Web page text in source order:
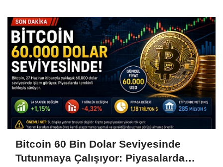
Bitcoin 60 Bin Dolar Seviyesinde
Tutunmaya Çalışıyor: Piyasalarda